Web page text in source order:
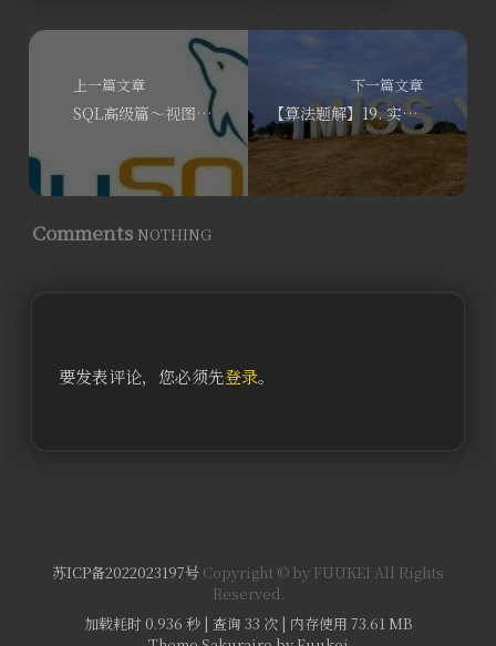
上一篇文章
SQL高级篇～视图和临时表
下一篇文章
【算法题解】19. 实现一个包含“正负数和括号”的基本计算器
Comments NOTHING
要发表评论，您必须先登录。
苏ICP备2022023197号 Copyright © by FUUKEI All Rights
Reserved.
加载耗时 0.936 秒 | 查询 33 次 | 内存使用 73.61 MB